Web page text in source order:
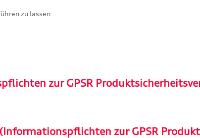
zu lassen
zur GPSR
zur GPSR